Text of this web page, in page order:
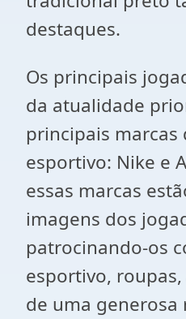
destaques.
Os principais
da atualidade
principais marcas
esportivo: Nike e
essas marcas
imagens dos
patrocinando-os
esportivo,
de uma generosa